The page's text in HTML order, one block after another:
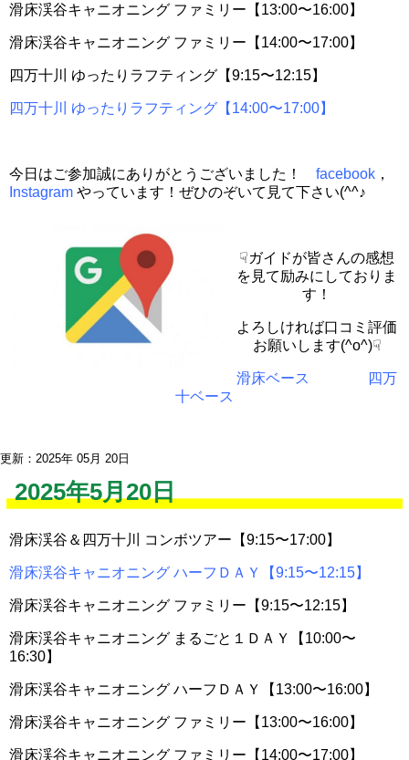
滑床渓谷キャニオニング ファミリー【13:00〜16:00】
滑床渓谷キャニオニング ファミリー【14:00〜17:00】
四万十川 ゆったりラフティング【9:15〜12:15】
四万十川 ゆったりラフティング【14:00〜17:00】
今日はご参加誠にありがとうございました！ facebook ，
Instagram やっています！ぜひのぞいて見て下さい(^^♪
☟ガイドが皆さんの感想
を見て励みにしておりま
す！
よろしければ口コミ評価
お願いします(^o^)☟
滑床ベース
四万
十ベース
更新：2025年 05月 20日
2025年5月20日
滑床渓谷＆四万十川 コンボツアー【9:15〜17:00】
滑床渓谷キャニオニング ハーフＤＡＹ【9:15〜12:15】
滑床渓谷キャニオニング ファミリー【9:15〜12:15】
滑床渓谷キャニオニング まるごと１ＤＡＹ【10:00〜
16:30】
滑床渓谷キャニオニング ハーフＤＡＹ【13:00〜16:00】
滑床渓谷キャニオニング ファミリー【13:00〜16:00】
滑床渓谷キャニオニング ファミリー【14:00〜17:00】